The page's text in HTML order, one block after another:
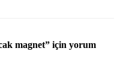
magnet” için yorum